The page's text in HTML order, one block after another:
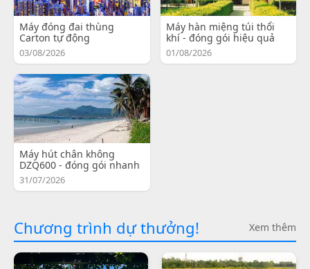
Máy đóng đai thùng
Carton tự động
03/08/2026
Máy hàn miệng túi thổi
khí - đóng gói hiệu quả
01/08/2026
Máy hút chân không
DZQ600 - đóng gói nhanh
31/07/2026
Chương trình dự thưởng! Xem thêm